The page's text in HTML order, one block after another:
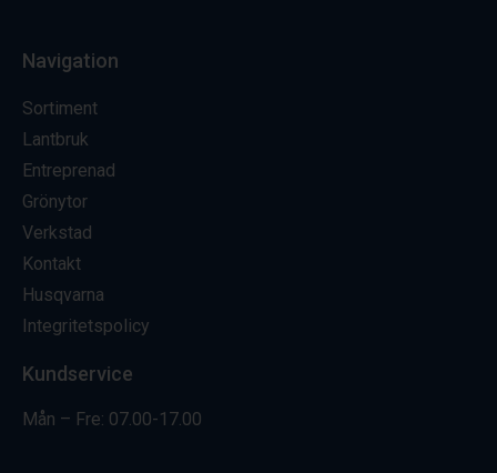
Navigation
Sortiment
Lantbruk
Entreprenad
Grönytor
Verkstad
Kontakt
Husqvarna
Integritetspolicy
Kundservice
Mån – Fre: 07.00-17.00